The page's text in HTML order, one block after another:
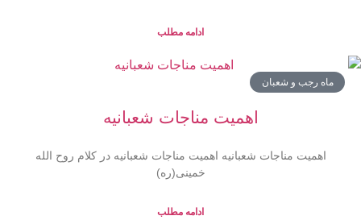
ادامه مطلب
ماه رجب و شعبان
اهمیت مناجات شعبانیه
اهمیت مناجات شعبانیه اهمیت مناجات شعبانیه در کلام روح الله
خمینی(ره)
ادامه مطلب